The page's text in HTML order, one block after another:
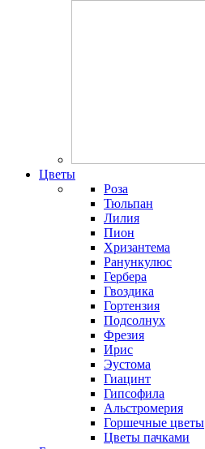
Цветы
Роза
Тюльпан
Лилия
Пион
Хризантема
Ранункулюс
Гербера
Гвоздика
Гортензия
Подсолнух
Фрезия
Ирис
Эустома
Гиацинт
Гипсофила
Альстромерия
Горшечные цветы
Цветы пачками